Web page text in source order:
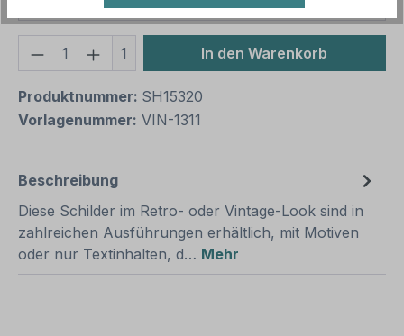
Produkt Anzahl: Gib den
1 In den Warenkorb
Produktnummer: SH15320
Vorlagenummer: VIN-1311
Beschreibung
Diese Schilder im Retro- oder Vintage-Look sind in
zahlreichen Ausführungen erhältlich, mit Motiven
oder nur Textinhalten, d… Mehr